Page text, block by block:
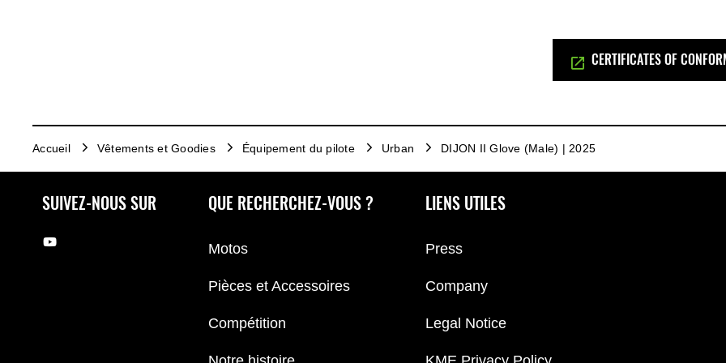
CERTIFICATES OF
Accueil Vêtements et Goodies Équipement du pilote Urban DIJON II Glove (Male) | 2025
SUIVEZ-NOUS SUR QUE RECHERCHEZ-VOUS ?
Motos
Pièces et Accessoires
Compétition
LIENS UTILES
Press
Company
Legal Notice